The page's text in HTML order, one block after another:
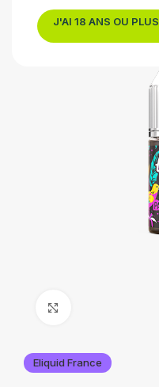
J'AI 18 ANS OU PLUS
Eliquid France